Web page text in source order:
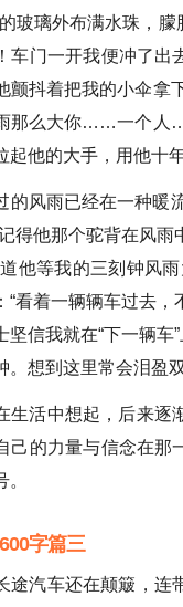
玻璃外布满水珠，
车门一开我便冲了出
颤抖着把我的小伞拿
那么大你……一个人
起他的大手，用他十
的风雨已经在一种暖
得他那个驼背在风
他等我的三刻钟风
“看着一辆辆车过去
坚信我就在“下一辆
。想到这里常会泪盈
生活中想起，后来逐
己的力量与信念在那
字篇三
途汽车还在颠簸，连